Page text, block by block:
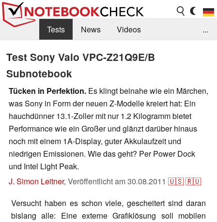
Tests News
Videos
Kaufberatung
Deals
Forum
...
Test Sony Vaio VPC-Z21Q9E/B
Subnotebook
Tücken in Perfektion. Es klingt beinahe wie ein Märchen,
was Sony in Form der neuen Z-Modelle kreiert hat: Ein
hauchdünner 13.1-Zoller mit nur 1.2 Kilogramm bietet
Performance wie ein Großer und glänzt darüber hinaus
noch mit einem 1A-Display, guter Akkulaufzeit und
niedrigen Emissionen. Wie das geht? Per Power Dock
und Intel Light Peak.
J. Simon Leitner, Veröffentlicht am30.08.2011 🇺🇸🇷🇺
Versucht haben es schon viele, gescheitert sind daran
bislang alle: Eine externe Grafiklösung soll mobilen